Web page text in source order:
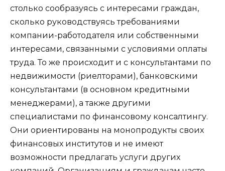
столько сообразуясь с интересами граждан,
сколько руководствуясь требованиями
компании-работодателя или собственными
интересами, связанными с условиями оплаты
труда. То же происходит и с консультантами по
недвижимости (риелторами), банковскими
консультантами (в основном кредитными
менеджерами), а также другими
специалистами по финансовому консалтингу.
Они ориентированы на монопродукты своих
финансовых институтов и не имеют
возможности предлагать услуги других